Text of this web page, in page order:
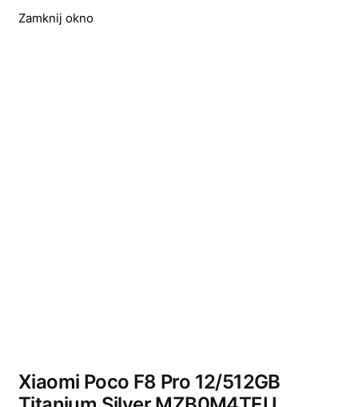
Zamknij okno
Xiaomi Poco F8 Pro 12/512GB